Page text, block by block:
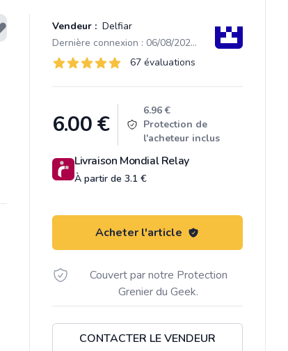
Vendeur : Delfiar
Dernière connexion : 06/08/2026 05:36
Évaluations
67 sur 5 étoiles 67 évaluations
Product information
6.00€
6.96 €
Protection de
l'acheteur inclus
Livraison Mondial Relay
À partir de 3.1 €
Acheter l'article
Couvert par notre Protection
Grenier du Geek.
CONTACTER LE VENDEUR